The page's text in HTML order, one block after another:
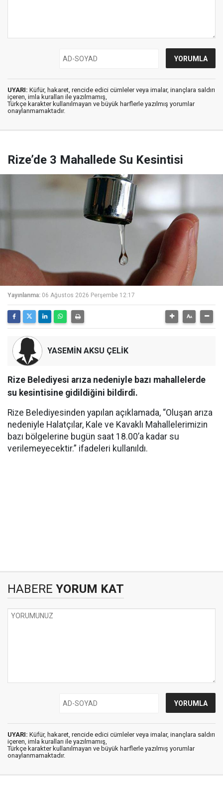
UYARI: Küfür, hakaret, rencide edici cümleler veya imalar, inançlara saldırı
içeren, imla kuralları ile yazılmamış,
Türkçe karakter kullanılmayan ve büyük harflerle yazılmış yorumlar
onaylanmamaktadır.
Rize’de 3 Mahallede Su Kesintisi
Yayınlanma: 06 Ağustos 2026 Perşembe 12:17
YASEMİN AKSU ÇELİK
Rize Belediyesi arıza nedeniyle bazı mahallelerde
su kesintisine gidildiğini bildirdi.
Rize Belediyesinden yapılan açıklamada, “Oluşan arıza
nedeniyle Halatçılar, Kale ve Kavaklı Mahallelerimizin
bazı bölgelerine bugün saat 18.00’a kadar su
verilemeyecektir.” ifadeleri kullanıldı.
HABERE YORUM KAT
UYARI: Küfür, hakaret, rencide edici cümleler veya imalar, inançlara saldırı
içeren, imla kuralları ile yazılmamış,
Türkçe karakter kullanılmayan ve büyük harflerle yazılmış yorumlar
onaylanmamaktadır.